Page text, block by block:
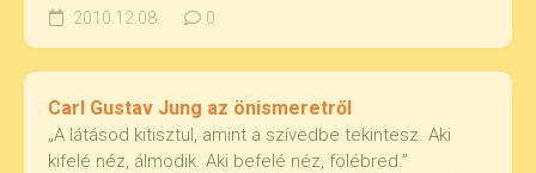
2010.12.08. 0
Carl Gustav Jung az önismeretről
„A látásod kitisztul, amint a szívedbe tekintesz. Aki
kifelé néz, álmodik. Aki befelé néz, fölébred.”